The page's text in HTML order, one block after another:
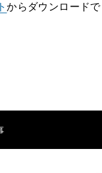
からダウンロードで